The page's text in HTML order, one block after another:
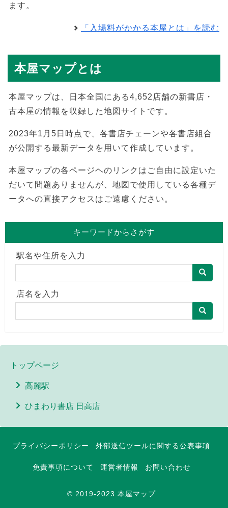
ます。
「入場料がかかる本屋とは」を読む
本屋マップとは
本屋マップは、日本全国にある4,652店舗の新書店・
古本屋の情報を収録した地図サイトです。
2023年1月5日時点で、各書店チェーンや各書店組合
が公開する最新データを用いて作成しています。
本屋マップの各ページヘのリンクはご自由に設定いた
だいて問題ありませんが、地図で使用している各種デ
ータへの直接アクセスはご遠慮ください。
キーワードからさがす
駅名や住所を入力
店名を入力
トップページ
高麗駅
ひまわり書店 日高店
プライバシーポリシー 外部送信ツールに関する公表事項
免責事項について 運営者情報 お問い合わせ
© 2019-2023 本屋マップ